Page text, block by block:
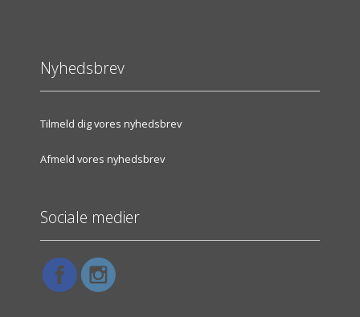
Nyhedsbrev
Tilmeld dig vores nyhedsbrev
Afmeld vores nyhedsbrev
Sociale medier